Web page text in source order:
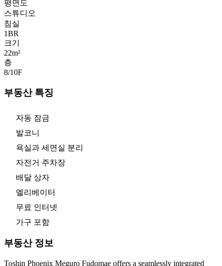
평면도
스튜디오
침실
1BR
크기
22m²
층
8/10F
부동산 특징
자동 잠금
발코니
욕실과 세면실 분리
자전거 주차장
배달 상자
엘리베이터
무료 인터넷
가구 포함
부동산 정보
Toshin Phoenix Meguro Fudomae offers a seamlessly integrated